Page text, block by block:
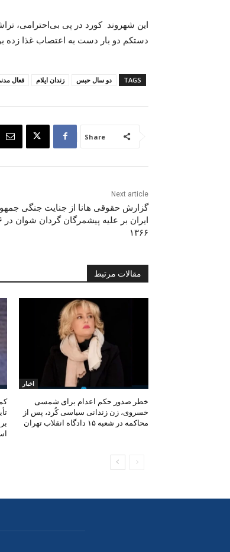
این شهروند کورد در پی بی‌احترامی،
دستکم دو بار دست بە اعتصاب غذا زدە
TAGS دو سال حبس زندان ایلام فعال
Share
Next article
گزارش حقوقی هانا از جنایت جنگی
۱۳۶۶
مقالات مرتبط
اخبار
خطر صدور حکم اعدام برای شمسی
خسروی، زن زندانی سیاسی کُرد، پس از
محاکمه در شعبه ۱۵ دادگاه انقلاب تهران